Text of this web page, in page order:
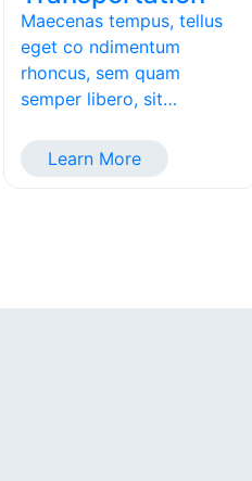
Maecenas tempus, tellus
eget co ndimentum
rhoncus, sem quam
semper libero, sit…
Learn More